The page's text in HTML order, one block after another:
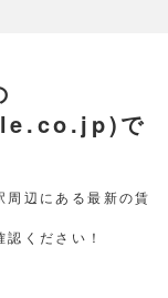
で
辺にある最新の賃
ください！